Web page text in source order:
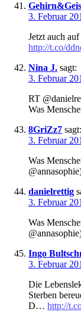
3. Februar
Jetzt auch
http://t.co/
Nina J. sagt:
3. Februar
RT
Was
8GriZz7 sagt:
3. Februar
Was
danielrettig
3. Februar
Was
Ingo
3. Februar
Die
Sterben
D… http://